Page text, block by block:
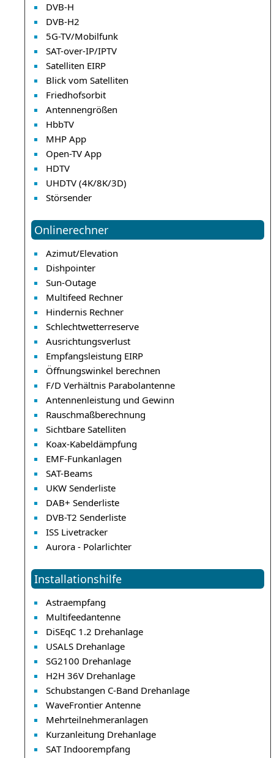
DVB-H
DVB-H2
5G-TV/Mobilfunk
SAT-over-IP/IPTV
Satelliten EIRP
Blick vom Satelliten
Friedhofsorbit
Antennengrößen
HbbTV
MHP App
Open-TV App
HDTV
UHDTV (4K/8K/3D)
Störsender
Onlinerechner
Azimut/Elevation
Dishpointer
Sun-Outage
Multifeed Rechner
Hindernis Rechner
Schlechtwetterreserve
Ausrichtungsverlust
Empfangsleistung EIRP
Öffnungswinkel berechnen
F/D Verhältnis Parabolantenne
Antennenleistung und Gewinn
Rauschmaßberechnung
Sichtbare Satelliten
Koax-Kabeldämpfung
EMF-Funkanlagen
SAT-Beams
UKW Senderliste
DAB+ Senderliste
DVB-T2 Senderliste
ISS Livetracker
Aurora - Polarlichter
Installationshilfe
Astraempfang
Multifeedantenne
DiSEqC 1.2 Drehanlage
USALS Drehanlage
SG2100 Drehanlage
H2H 36V Drehanlage
Schubstangen C-Band Drehanlage
WaveFrontier Antenne
Mehrteilnehmeranlagen
Kurzanleitung Drehanlage
SAT Indoorempfang